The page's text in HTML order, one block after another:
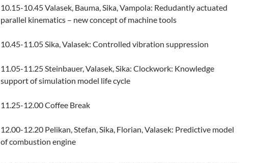
10.15-10.45 Valasek, Bauma, Sika, Vampola: Redudantly actuated
parallel kinematics – new concept of machine tools
10.45-11.05 Sika, Valasek: Controlled vibration suppression
11.05-11.25 Steinbauer, Valasek, Sika: Clockwork: Knowledge
support of simulation model life cycle
11.25-12.00 Coffee Break
12.00-12.20 Pelikan, Stefan, Sika, Florian, Valasek: Predictive model
of combustion engine